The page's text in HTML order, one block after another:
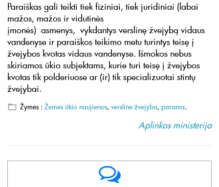
Paraiškas gali teikti tiek fiziniai, tiek juridiniai (labai
mažos, mažos ir vidutinės
įmonės) asmenys, vykdantys verslinę žvejybą vidaus
vandenyse ir paraiškos teikimo metu turintys teisę į
žvejybos kvotas vidaus vandenyse. Išmokos nebus
skiriamos ūkio subjektams, kurie turi teisę į žvejybos
kvotas tik polderiuose ar (ir) tik specializuotai stintų
žvejybai.
Žymės : Žemės ūkio naujienos, verslinė žvejyba, parama.
Aplinkos ministerija